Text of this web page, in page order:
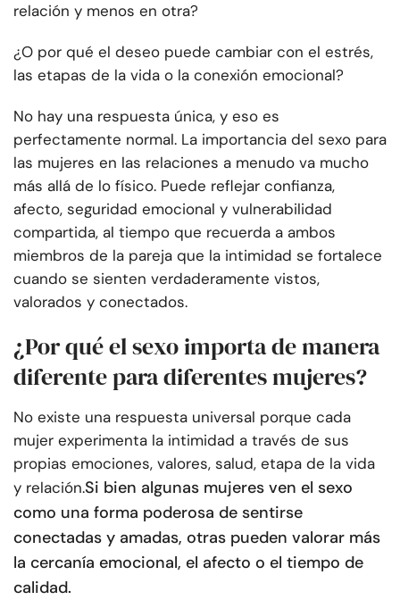
relación y menos en otra?
¿O por qué el deseo puede cambiar con el estrés,
las etapas de la vida o la conexión emocional?
No hay una respuesta única, y eso es
perfectamente normal. La importancia del sexo para
las mujeres en las relaciones a menudo va mucho
más allá de lo físico. Puede reflejar confianza,
afecto, seguridad emocional y vulnerabilidad
compartida, al tiempo que recuerda a ambos
miembros de la pareja que la intimidad se fortalece
cuando se sienten verdaderamente vistos,
valorados y conectados.
¿Por qué el sexo importa de manera
diferente para diferentes mujeres?
No existe una respuesta universal porque cada
mujer experimenta la intimidad a través de sus
propias emociones, valores, salud, etapa de la vida
y relación.Si bien algunas mujeres ven el sexo
como una forma poderosa de sentirse
conectadas y amadas, otras pueden valorar más
la cercanía emocional, el afecto o el tiempo de
calidad.